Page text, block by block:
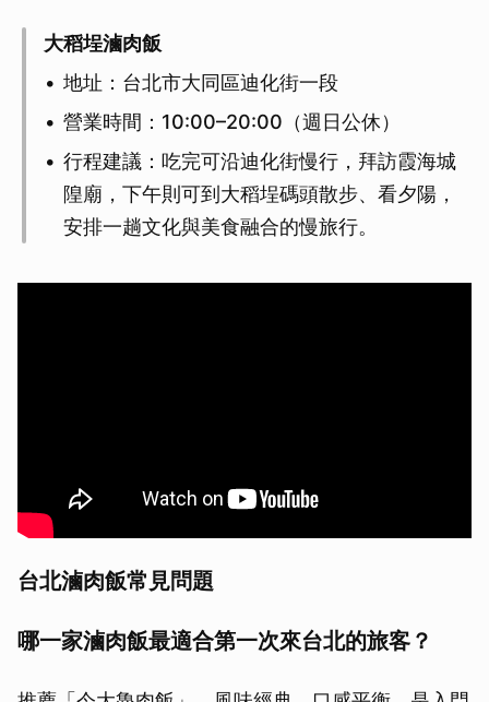
大稻埕滷肉飯
地址：台北市大同區迪化街一段
營業時間：10:00–20:00（週日公休）
行程建議：吃完可沿迪化街慢行，拜訪霞海城
隍廟，下午則可到大稻埕碼頭散步、看夕陽，
安排一趟文化與美食融合的慢旅行。
台北滷肉飯常見問題
哪一家滷肉飯最適合第一次來台北的旅客？